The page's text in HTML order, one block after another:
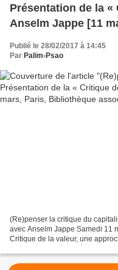
Présentation de la «
Anselm Jappe [11
associative de
Publié le 28/02/2017 à 14:45
Par Palim-Psao
(Re)penser la critique du
avec Anselm Jappe Samedi 11
Critique de la valeur, une